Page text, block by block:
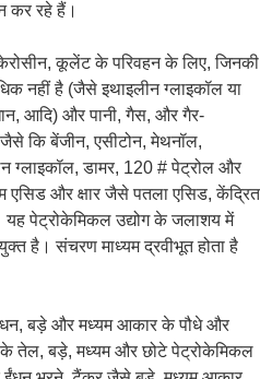
कर रहे हैं।
कूलेंट के परिवहन के लिए, जिनकी
नहीं है (जैसे इथाइलीन ग्लाइकॉल या
आदि) और पानी, गैस, और गैर-
कि बेंजीन, एसीटोन, मेथनॉल,
ग्लाइकॉल, डामर, 120 # पेट्रोल और
एसिड और क्षार जैसे पतला एसिड, केंद्रित
यह पेट्रोकेमिकल उद्योग के जलाशय में
है। संचरण माध्यम द्रवीभूत होता है
बड़े और मध्यम आकार के पौधे और
के तेल, बड़े, मध्यम और छोटे पेट्रोकेमिकल